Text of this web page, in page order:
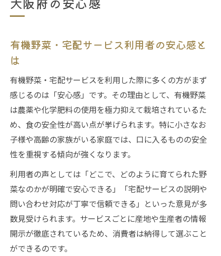
力
食卓に広がる有機野菜の美味しさ実体験で検証
理由
利用者が感じた有機野菜宅配の美味しさ体
験
食卓が変わる有機野菜宅配の魅力とは
宅配サービスの有機野菜で実感する旬の味
有機野菜・宅配サービスの満足ポイント
宅配サービス利用者の本音が示す選び方ポイン
有機野菜・宅配サービス選びで重視する点
利用者が語る宅配サービス比較のコツ
有機野菜・宅配サービス利用者の安心感と
は
有機野菜・宅配サービスを利用した際に多くの方がまず
感じるのは「安心感」です。その理由として、有機野菜
は農薬や化学肥料の使用を極力抑えて栽培されているた
め、食の安全性が高い点が挙げられます。特に小さなお
子様や高齢の家族がいる家庭では、口に入るものの安全
性を重視する傾向が強くなります。
利用者の声としては「どこで、どのように育てられた野
菜なのかが明確で安心できる」「宅配サービスの説明や
問い合わせ対応が丁寧で信頼できる」といった意見が多
数見受けられます。サービスごとに産地や生産者の情報
開示が徹底されているため、消費者は納得して選ぶこと
ができるのです。